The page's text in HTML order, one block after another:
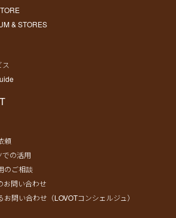
& STORES
頼
の活用
のご相談
お問い合わせ
お問い合わせ（LOVOTコンシェルジュ）